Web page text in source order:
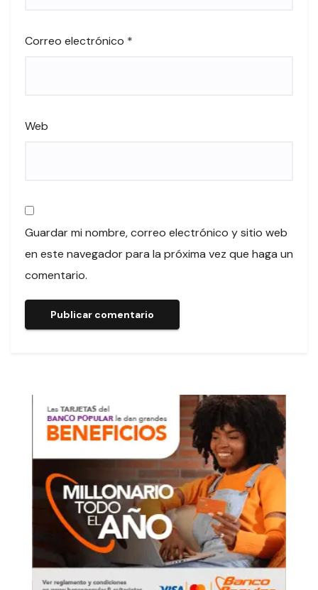
Correo electrónico *
Web
Guardar mi nombre, correo electrónico y sitio web
en este navegador para la próxima vez que haga un
comentario.